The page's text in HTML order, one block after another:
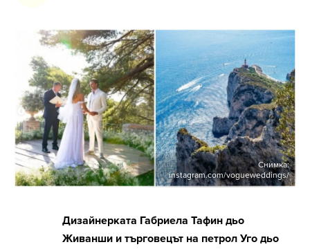
Снимка:
instagram.com/vogueweddings/
Дизайнерката Габриела Тафин дьо
Живанши и търговецът на петрол Уго дьо